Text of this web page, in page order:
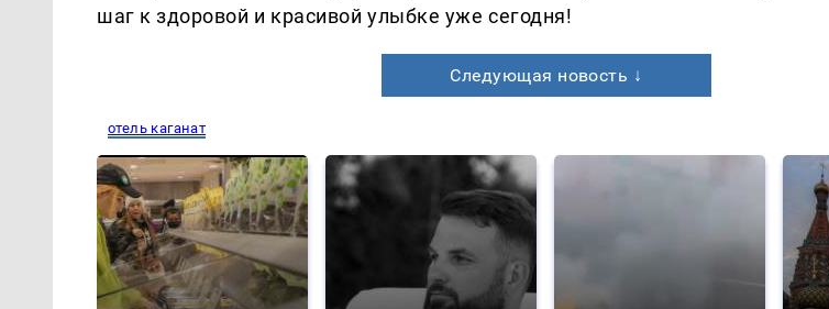
шаг к здоровой и красивой улыбке уже сегодня!
Следующая новость ↓
отель каганат